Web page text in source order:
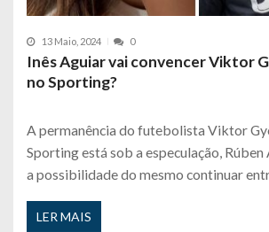
13 Maio, 2024 0
Inês Aguiar vai convencer Viktor
no Sporting?
A permanência do futebolista Viktor
Sporting está sob a especulação,
a possibilidade do mesmo continuar
LER MAIS